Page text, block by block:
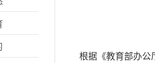
根据《教育部办公